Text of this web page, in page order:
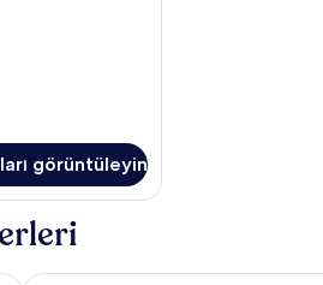
görüntüleyin